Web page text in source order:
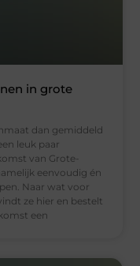
in grote
dan gemiddeld
leuk paar
van Grote-
eenvoudig én
Naar wat voor
ze hier en bestelt
een